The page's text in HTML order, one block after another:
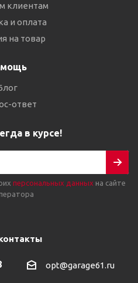
клиентам
и оплата
на товар
ответ
в курсе!
персональных данных на сайте
opt@garage61.ru